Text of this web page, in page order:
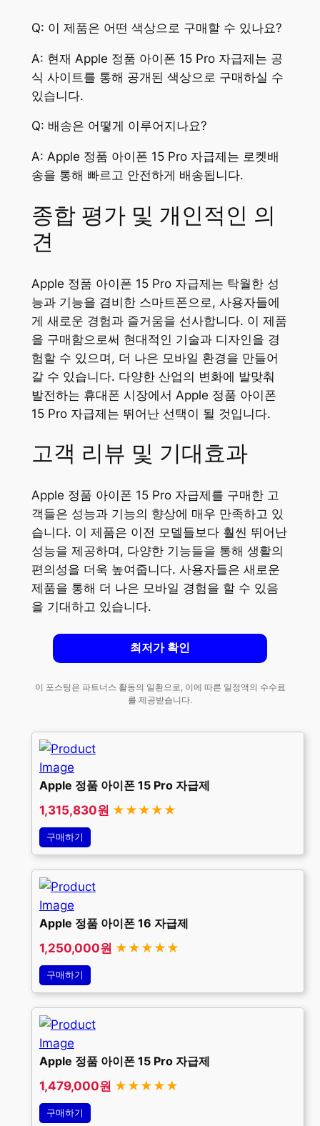
Q: 이 제품은 어떤 색상으로 구매할 수 있나요?
A: 현재 Apple 정품 아이폰 15 Pro 자급제는 공
식 사이트를 통해 공개된 색상으로 구매하실 수
있습니다.
Q: 배송은 어떻게 이루어지나요?
A: Apple 정품 아이폰 15 Pro 자급제는 로켓배
송을 통해 빠르고 안전하게 배송됩니다.
종합 평가 및 개인적인 의
견
Apple 정품 아이폰 15 Pro 자급제는 탁월한 성
능과 기능을 겸비한 스마트폰으로, 사용자들에
게 새로운 경험과 즐거움을 선사합니다. 이 제품
을 구매함으로써 현대적인 기술과 디자인을 경
험할 수 있으며, 더 나은 모바일 환경을 만들어
갈 수 있습니다. 다양한 산업의 변화에 발맞춰
발전하는 휴대폰 시장에서 Apple 정품 아이폰
15 Pro 자급제는 뛰어난 선택이 될 것입니다.
고객 리뷰 및 기대효과
Apple 정품 아이폰 15 Pro 자급제를 구매한 고
객들은 성능과 기능의 향상에 매우 만족하고 있
습니다. 이 제품은 이전 모델들보다 훨씬 뛰어난
성능을 제공하며, 다양한 기능들을 통해 생활의
편의성을 더욱 높여줍니다. 사용자들은 새로운
제품을 통해 더 나은 모바일 경험을 할 수 있음
을 기대하고 있습니다.
최저가 확인
이 포스팅은 파트너스 활동의 일환으로, 이에 따른 일정액의 수수료
를 제공받습니다.
Apple 정품 아이폰 15 Pro 자급제
1,315,830원 ★★★★★
구매하기
Apple 정품 아이폰 16 자급제
1,250,000원 ★★★★★
구매하기
Apple 정품 아이폰 15 Pro 자급제
1,479,000원 ★★★★★
구매하기